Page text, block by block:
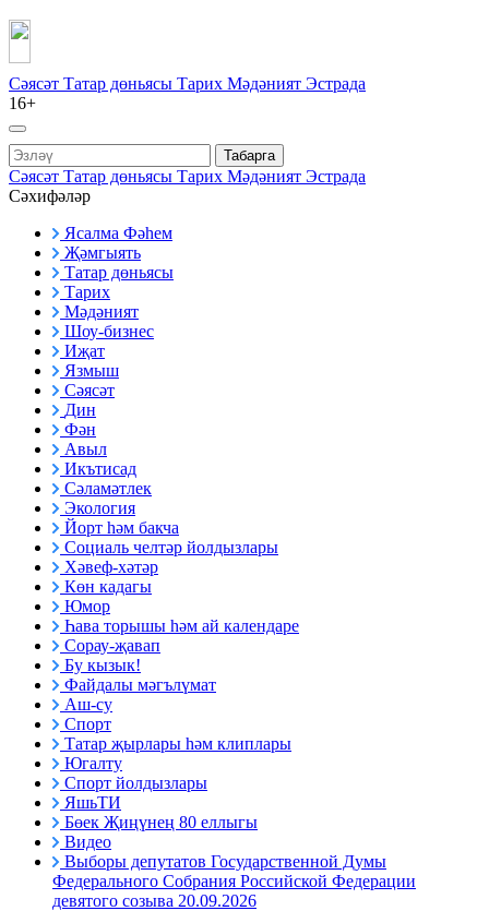
Сәясәт Татар дөньясы Тарих Мәдәният Эстрада
16+
Табарга
Сәясәт Татар дөньясы Тарих Мәдәният Эстрада
Сәхифәләр
Ясалма Фәһем
Җәмгыять
Татар дөньясы
Тарих
Мәдәният
Шоу-бизнес
Иҗат
Язмыш
Сәясәт
Дин
Фән
Авыл
Икътисад
Сәламәтлек
Экология
Йорт һәм бакча
Социаль челтәр йолдызлары
Хәвеф-хәтәр
Көн кадагы
Юмор
Һава торышы һәм ай календаре
Сорау-җавап
Бу кызык!
Файдалы мәгълүмат
Аш-су
Спорт
Татар җырлары һәм клиплары
Югалту
Спорт йолдызлары
ЯшьТИ
Бөек Җиңүнең 80 еллыгы
Видео
Выборы депутатов Государственной Думы
Федерального Собрания Российской Федерации
девятого созыва 20.09.2026